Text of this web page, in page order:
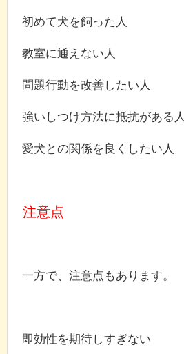
初めて犬を飼った人
教室に通えない人
問題行動を改善したい人
強いしつけ方法に抵抗がある人
愛犬との関係を良くしたい人
注意点
一方で、注意点もあります。
即効性を期待しすぎない